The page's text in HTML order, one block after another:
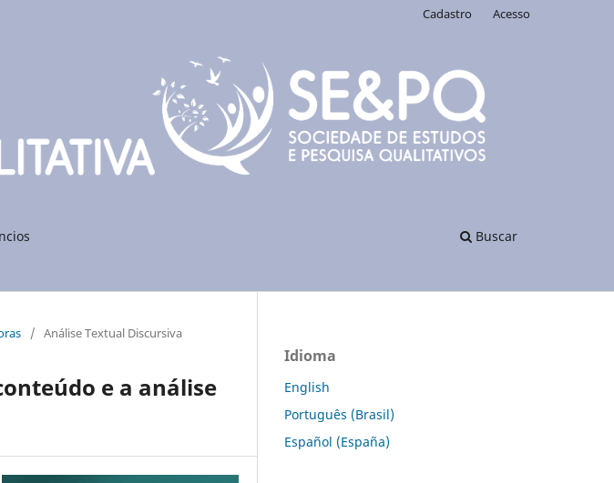
Buscar
Cadastro Acesso
/ Análise Textual Discursiva
e a análise
Idioma
English
Português (Brasil)
Español (España)